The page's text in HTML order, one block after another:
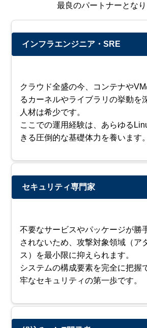
最良のパートナーとなり
インフラエンジニア・SRE
クラウド全盛の今、コンテナや
るカーネルやライブラリの挙動を
人材は希少です。
ここでの運用経験は、あらゆる
きる圧倒的な基礎体力を養います。
セキュリティ専門家
不要なサービスやパッケージが勝
されないため、攻撃対象領域（ア
ス）を最小限に抑えられます。
システムの構成要素を完全に把握
牢なセキュリティの第一歩です。